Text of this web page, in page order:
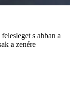
s abban a
a zenére